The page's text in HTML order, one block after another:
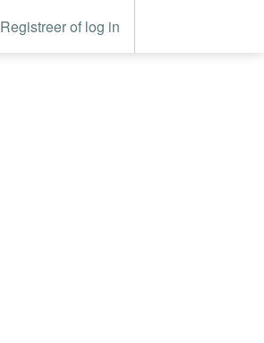
Registreer of log in